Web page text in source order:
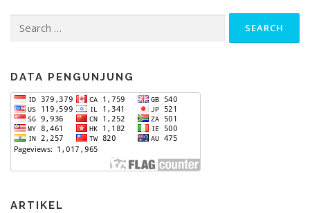
for:
DATA PENGUNJUNG
ARTIKEL